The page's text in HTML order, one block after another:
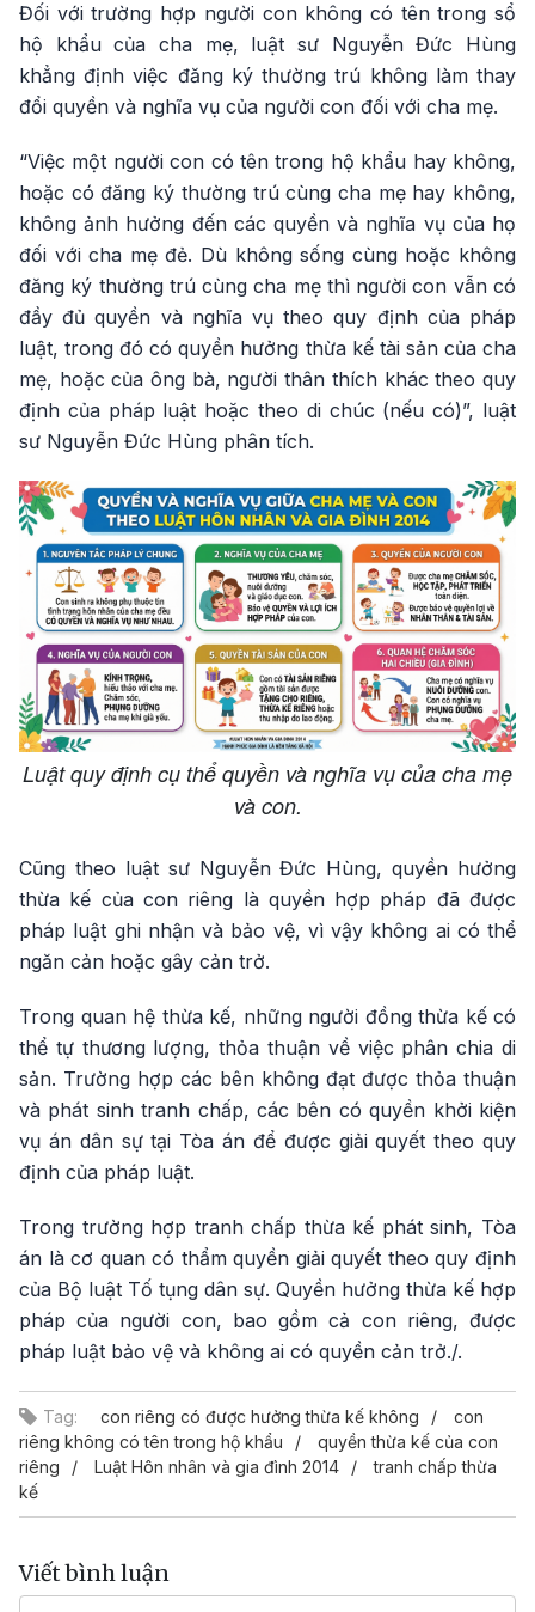
Đối với trường hợp người con không có tên trong sổ
hộ khẩu của cha mẹ, luật sư Nguyễn Đức Hùng
khẳng định việc đăng ký thường trú không làm thay
đổi quyền và nghĩa vụ của người con đối với cha mẹ.
“Việc một người con có tên trong hộ khẩu hay không,
hoặc có đăng ký thường trú cùng cha mẹ hay không,
không ảnh hưởng đến các quyền và nghĩa vụ của họ
đối với cha mẹ đẻ. Dù không sống cùng hoặc không
đăng ký thường trú cùng cha mẹ thì người con vẫn có
đầy đủ quyền và nghĩa vụ theo quy định của pháp
luật, trong đó có quyền hưởng thừa kế tài sản của cha
mẹ, hoặc của ông bà, người thân thích khác theo quy
định của pháp luật hoặc theo di chúc (nếu có)”, luật
sư Nguyễn Đức Hùng phân tích.
Luật quy định cụ thể quyền và nghĩa vụ của cha mẹ
và con.
Cũng theo luật sư Nguyễn Đức Hùng, quyền hưởng
thừa kế của con riêng là quyền hợp pháp đã được
pháp luật ghi nhận và bảo vệ, vì vậy không ai có thể
ngăn cản hoặc gây cản trở.
Trong quan hệ thừa kế, những người đồng thừa kế có
thể tự thương lượng, thỏa thuận về việc phân chia di
sản. Trường hợp các bên không đạt được thỏa thuận
và phát sinh tranh chấp, các bên có quyền khởi kiện
vụ án dân sự tại Tòa án để được giải quyết theo quy
định của pháp luật.
Trong trường hợp tranh chấp thừa kế phát sinh, Tòa
án là cơ quan có thẩm quyền giải quyết theo quy định
của Bộ luật Tố tụng dân sự. Quyền hưởng thừa kế hợp
pháp của người con, bao gồm cả con riêng, được
pháp luật bảo vệ và không ai có quyền cản trở./.
Tag: con riêng có được hưởng thừa kế không
con
riêng không có tên trong hộ khẩu
quyền thừa kế của con
riêng
Luật Hôn nhân và gia đình 2014
tranh chấp thừa
kế
Viết bình luận